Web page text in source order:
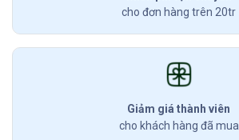
cho đơn hàng trên 20tr
Giảm giá thành viên
cho khách hàng đã mua